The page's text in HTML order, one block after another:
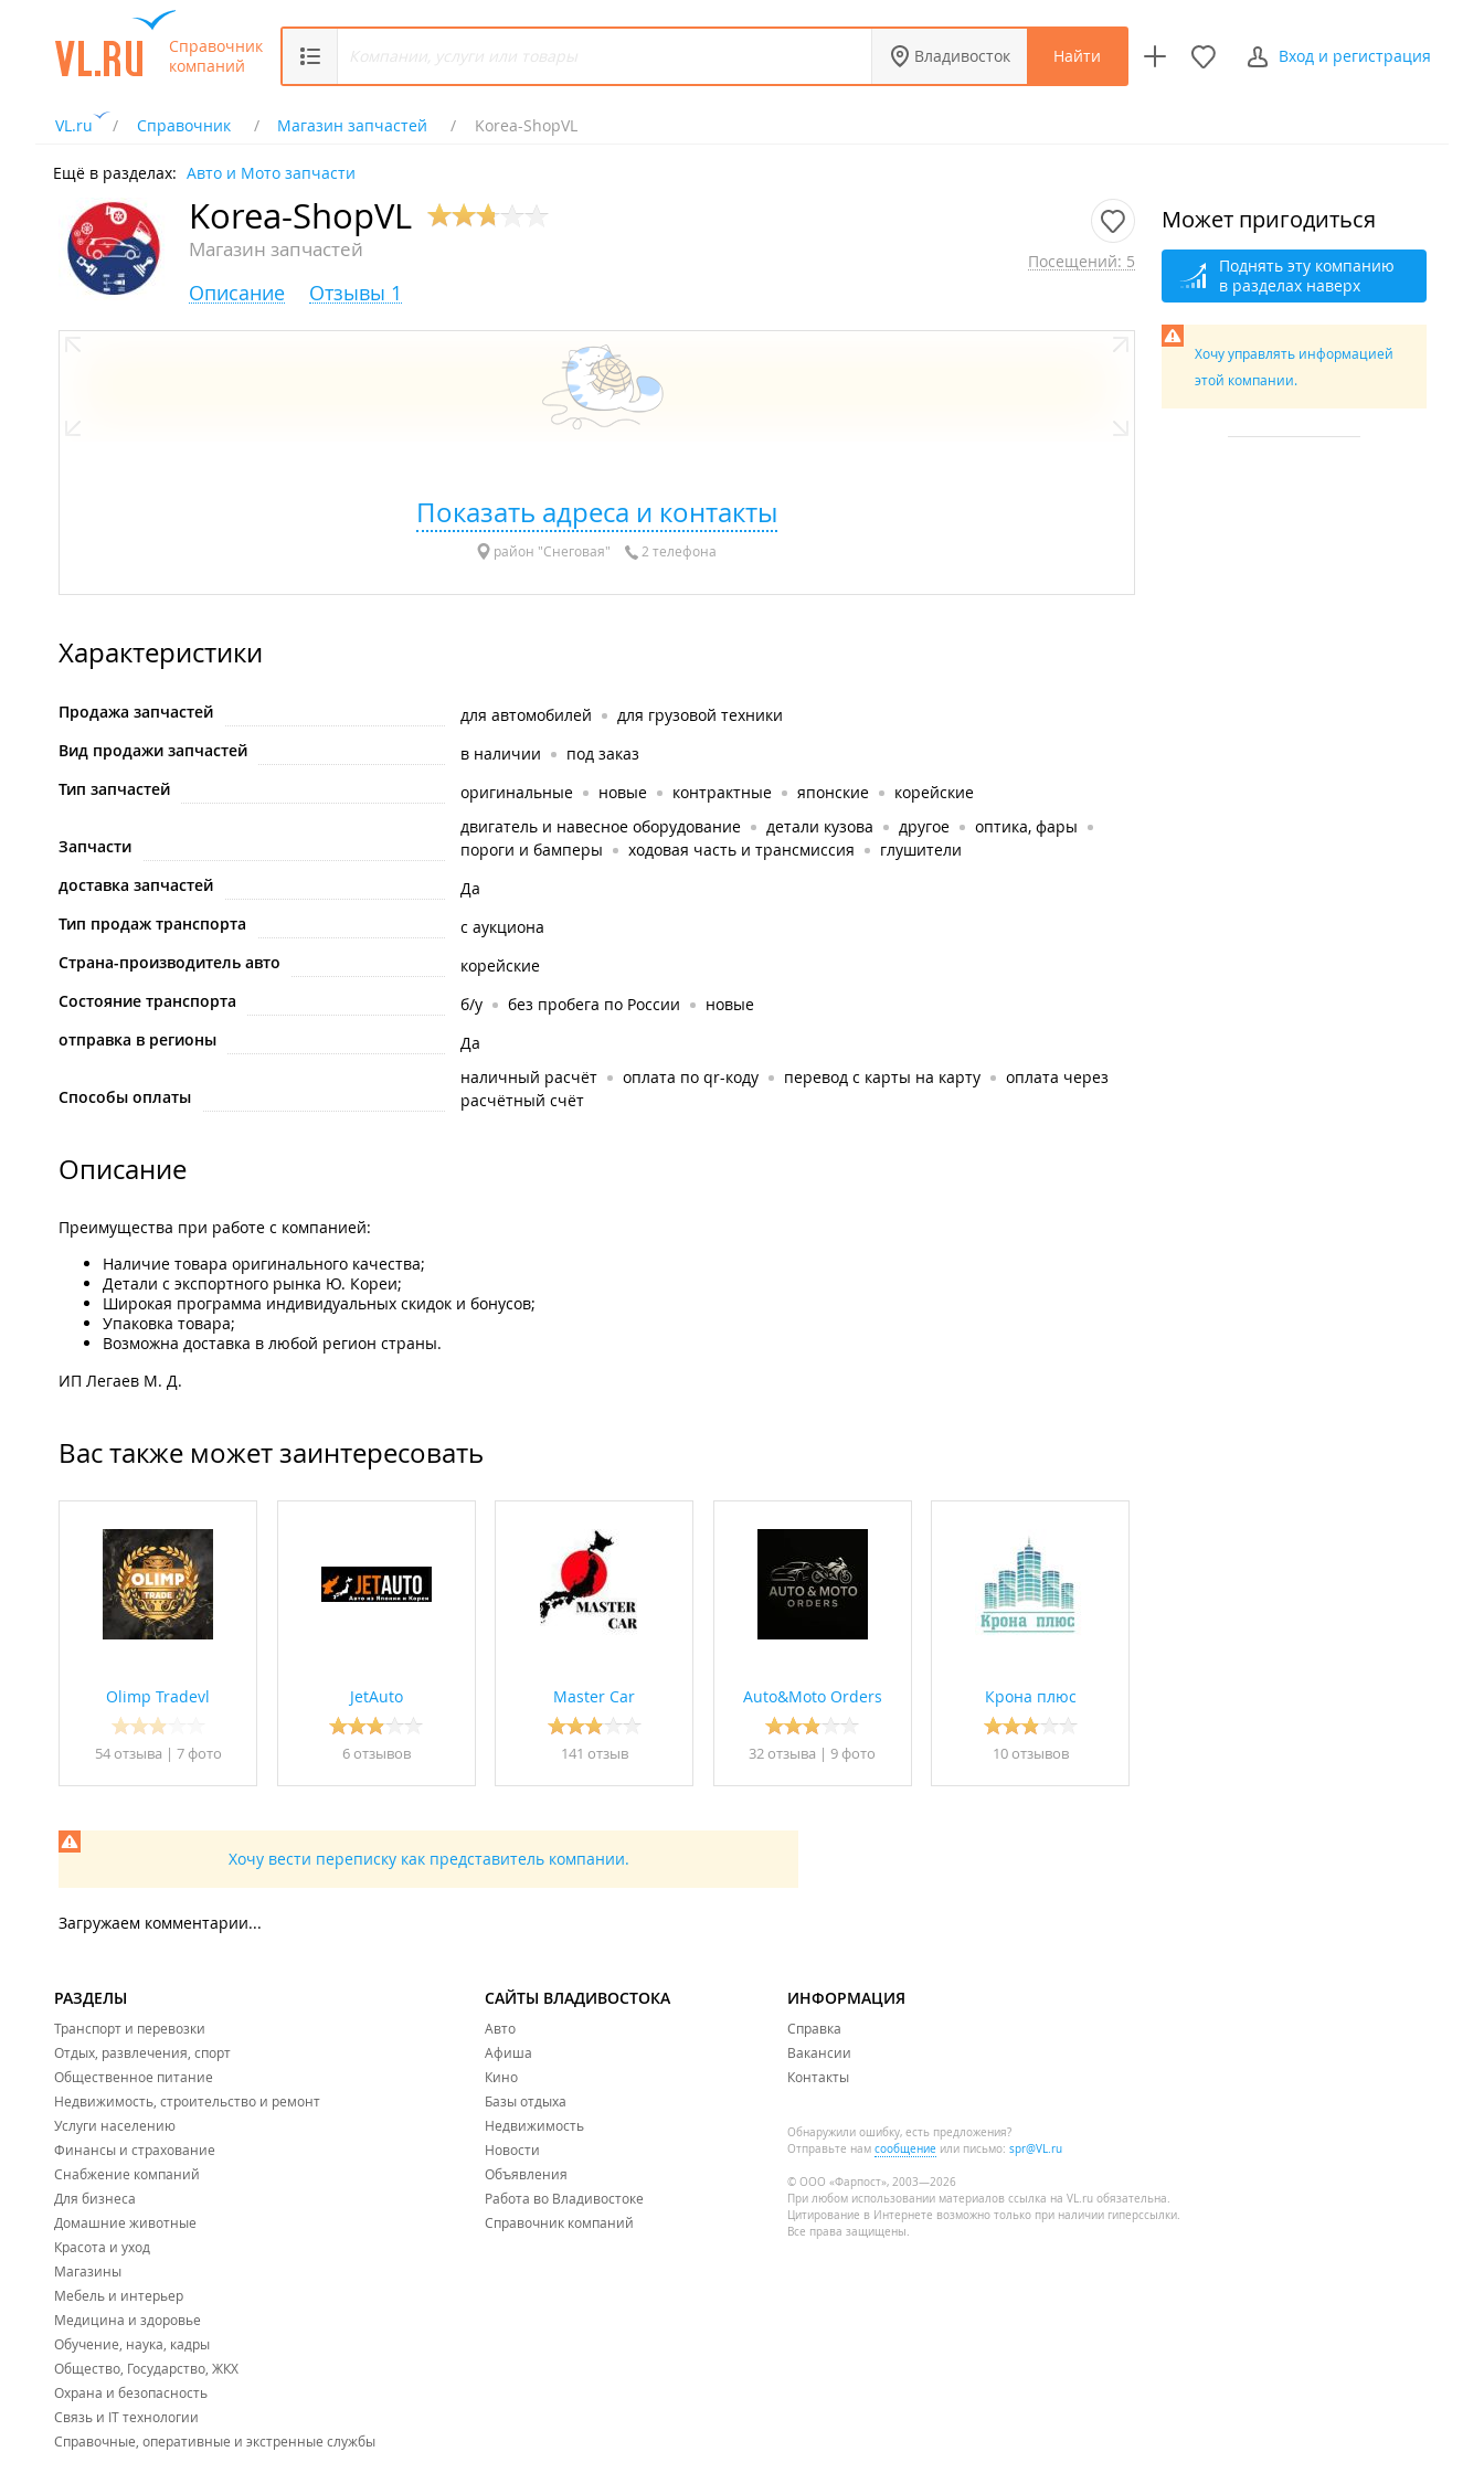
Справочник
компаний
Владивосток Найти Вход и регистрация
VL.ru Справочник Магазин запчастей Korea-ShopVL
Ещё в разделах: Авто и Мото запчасти
Korea-ShopVL
Магазин запчастей Посещений: 5
Описание Отзывы 1
Показать адреса и контакты
район "Снеговая" 2 телефона
Характеристики
Продажа запчастей для автомобилей
для грузовой техники
Вид продажи запчастей
в наличии
под заказ
Тип запчастей
оригинальные новые контрактные японские корейские
Запчасти
двигатель и навесное оборудование детали кузова другое
оптика, фары
пороги и бамперы
ходовая часть и трансмиссия
глушители
доставка запчастей
Да
Тип продаж транспорта
с аукциона
Страна-производитель авто
корейские
Состояние транспорта
б/у без пробега по России
новые
отправка в регионы
Да
Способы оплаты
наличный расчёт оплата по qr-коду перевод с карты на карту
оплата через
расчётный счёт
Описание
Преимущества при работе с компанией:
Наличие товара оригинального качества;
Детали с экспортного рынка Ю. Кореи;
Широкая программа индивидуальных скидок и бонусов;
Упаковка товара;
Возможна доставка в любой регион страны.
ИП Легаев М. Д.
Вас также может заинтересовать
Olimp Tradevl
54 отзывa | 7 фото
JetAuto
6 отзывов
Master Car
141 отзыв
Auto&Moto Orders
32 отзывa | 9 фото
Крона плюс
10 отзывов
Хочу вести переписку как представитель компании.
Загружаем комментарии...
Может пригодиться
Поднять эту компанию
в разделах наверх
Хочу управлять информацией
этой компании.
РАЗДЕЛЫ
Транспорт и перевозки
Отдых, развлечения, спорт
Общественное питание
Недвижимость, строительство и ремонт
Услуги населению
Финансы и страхование
Снабжение компаний
Для бизнеса
Домашние животные
Красота и уход
Магазины
Мебель и интерьер
Медицина и здоровье
Обучение, наука, кадры
Общество, Государство, ЖКХ
Охрана и безопасность
Связь и IT технологии
Справочные, оперативные и экстренные службы
САЙТЫ ВЛАДИВОСТОКА
Авто
Афиша
Кино
Базы отдыха
Недвижимость
Новости
Объявления
Работа во Владивостоке
Справочник компаний
ИНФОРМАЦИЯ
Справка
Вакансии
Контакты
Обнаружили ошибку, есть предложения?
Отправьте нам сообщение или письмо: spr@VL.ru
© ООО «Фарпост», 2003—2026
При любом использовании материалов ссылка на VL.ru обязательна.
Цитирование в Интернете возможно только при наличии гиперссылки.
Все права защищены.